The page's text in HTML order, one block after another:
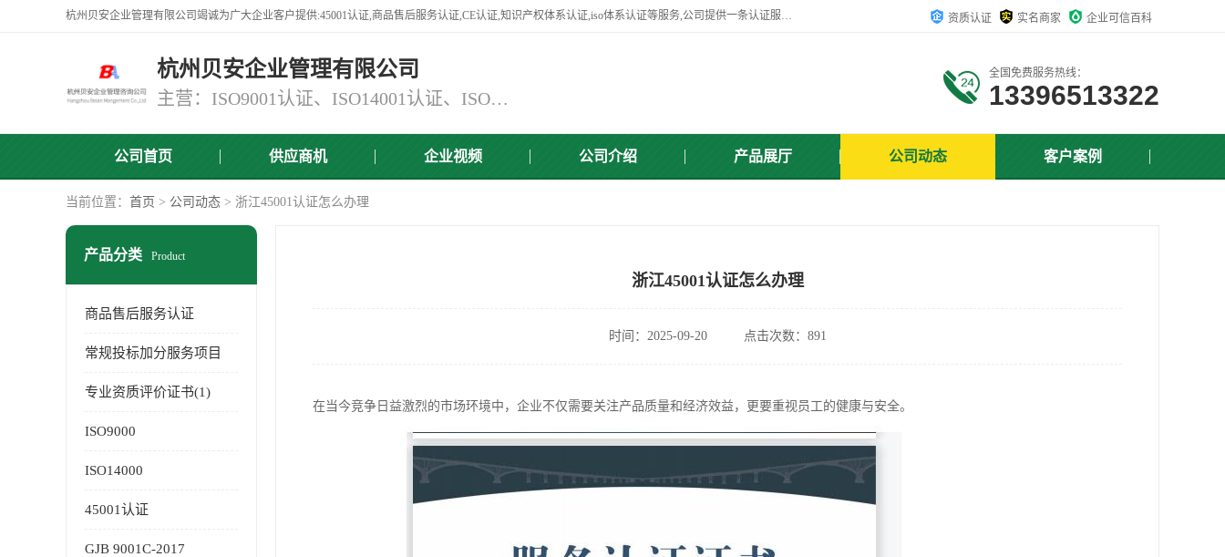
杭州贝安企业管理有限公司竭诚为广大企业客户提供:45001认证,商品售后服务认证,CE认证,知识产权体系认证,iso体系认证等服务,公司提供一条认证服务,方便快捷. 资质认证 实名商家 企业可信百科
杭州贝安企业管理有限公司
主营：ISO9001认证、ISO14001认证、ISO认证、ISO22000认证、ISO/TS16949认证,FSC森林认证
全国免费服务热线：
13396513322
公司首页 供应商机 企业视频 公司介绍 产品展厅 公司动态 客户案例
当前位置： 首页 > 公司动态 > 浙江45001认证怎么办理
产品分类 Product
商品售后服务认证
常规投标加分服务项目
专业资质评价证书(1)
ISO9000
ISO14000
45001认证
GJB 9001C-2017
浙江45001认证怎么办理
时间：2025-09-20 点击次数：891
在当今竞争日益激烈的市场环境中，企业不仅需要关注产品质量和经济效益，更要重视员工的健康与安全。